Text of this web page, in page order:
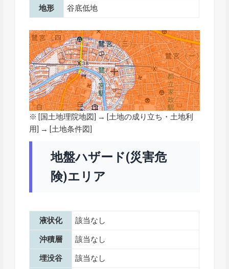
地形 谷底低地
※ [ 国土地理院地図
] → [土地の成り立ち・土地利
用] → [土地条件図]
地盤ハザード(災害危
険)エリア
液状化 該当なし
沖積層 該当なし
埋没谷 該当なし